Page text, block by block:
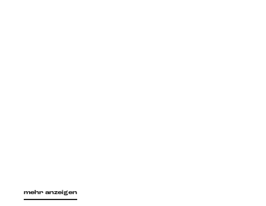
mehr anzeigen